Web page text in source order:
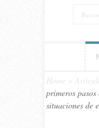
Home
primeros
situaciones de